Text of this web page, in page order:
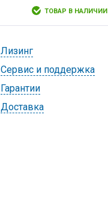
ТОВАР В НАЛИЧИИ
Лизинг
Cервис и поддержка
Гарантии
Доставка